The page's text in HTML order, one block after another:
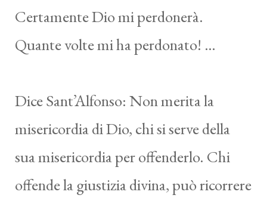
Certamente Dio mi perdonerà.
Quante volte mi ha perdonato! …
Dice Sant’Alfonso: Non merita la
misericordia di Dio, chi si serve della
sua misericordia per offenderlo. Chi
offende la giustizia divina, può ricorrere